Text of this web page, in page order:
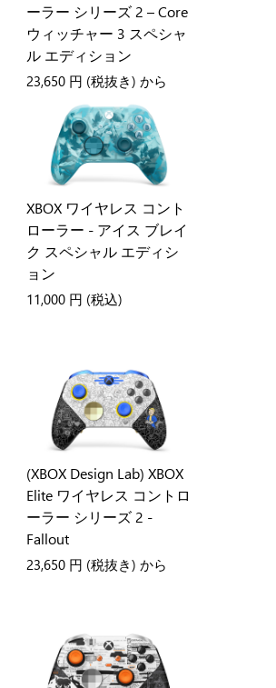
ーラー シリーズ 2 – Core
ウィッチャー 3 スペシャ
ル エディション
23,650 円 (税抜き) から
XBOX ワイヤレス コント
ローラー - アイス ブレイ
ク スペシャル エディシ
ョン
11,000 円 (税込)
(XBOX Design Lab) XBOX
Elite ワイヤレス コントロ
ーラー シリーズ 2 -
Fallout
23,650 円 (税抜き) から